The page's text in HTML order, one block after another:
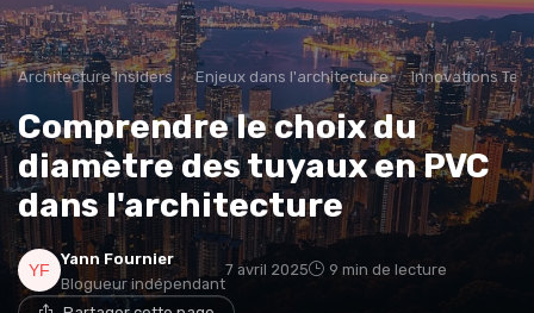
Architecture Insiders Enjeux dans l'architecture Innovations
Comprendre le choix du
diamètre des tuyaux en PVC
dans l'architecture
Yann Fournier
Blogueur indépendant
7 avril 2025 9 min de lecture